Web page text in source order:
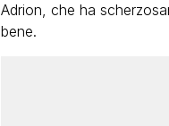
Adrion, che ha
bene.